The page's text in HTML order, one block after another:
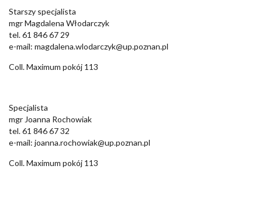
Starszy specjalista
mgr Magdalena Włodarczyk
tel. 61 846 67 29
e-mail: magdalena.wlodarczyk@up.poznan.pl
Coll. Maximum pokój 113
Specjalista
mgr Joanna Rochowiak
tel. 61 846 67 32
e-mail: joanna.rochowiak@up.poznan.pl
Coll. Maximum pokój 113